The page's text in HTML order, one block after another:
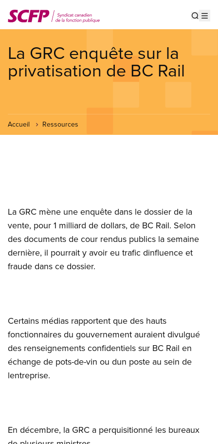
au
contenu
La GRC enquête sur la
privatisation de BC Rail
Accueil Ressources
La GRC mène une enquête dans le dossier de la
vente, pour 1 milliard de dollars, de BC Rail. Selon
des documents de cour rendus publics la semaine
dernière, il pourrait y avoir eu trafic dinfluence et
fraude dans ce dossier.
Certains médias rapportent que des hauts
fonctionnaires du gouvernement auraient divulgué
des renseignements confidentiels sur BC Rail en
échange de pots-de-vin ou dun poste au sein de
lentreprise.
En décembre, la GRC a perquisitionné les bureaux